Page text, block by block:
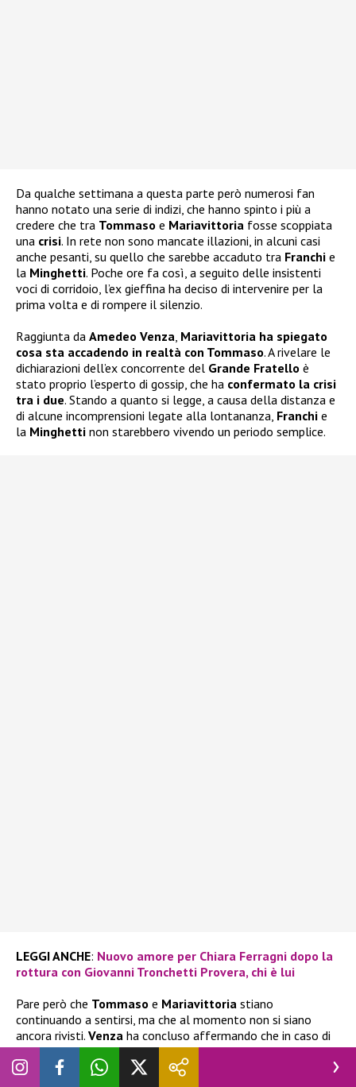
Da qualche settimana a questa parte però numerosi fan
hanno notato una serie di indizi, che hanno spinto i più a
credere che tra Tommaso e Mariavittoria fosse scoppiata
una crisi. In rete non sono mancate illazioni, in alcuni casi
anche pesanti, su quello che sarebbe accaduto tra Franchi e
la Minghetti. Poche ore fa così, a seguito delle insistenti
voci di corridoio, l’ex gieffina ha deciso di intervenire per la
prima volta e di rompere il silenzio.
Raggiunta da Amedeo Venza, Mariavittoria ha spiegato
cosa sta accadendo in realtà con Tommaso. A rivelare le
dichiarazioni dell’ex concorrente del Grande Fratello è
stato proprio l’esperto di gossip, che ha confermato la crisi
tra i due. Stando a quanto si legge, a causa della distanza e
di alcune incomprensioni legate alla lontananza, Franchi e
la Minghetti non starebbero vivendo un periodo semplice.
LEGGI ANCHE: Nuovo amore per Chiara Ferragni dopo la
rottura con Giovanni Tronchetti Provera, chi è lui
Pare però che Tommaso e Mariavittoria stiano
continuando a sentirsi, ma che al momento non si siano
ancora rivisti. Venza ha concluso affermando che in caso di
risvolti, positivi o negativi, entrambi romperanno il silenzio
social e informeranno i fan sull’accaduto.